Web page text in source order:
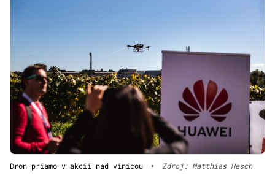
Dron priamo v akcii nad vinicou • Zdroj: Matthias Hesch